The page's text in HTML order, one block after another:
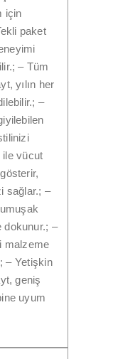
için
paket
– Tüm
yılın her
–
ile vücut
sağlar.; –
dokunur.; –
malzeme
– Yetişkin
geniş
uyum